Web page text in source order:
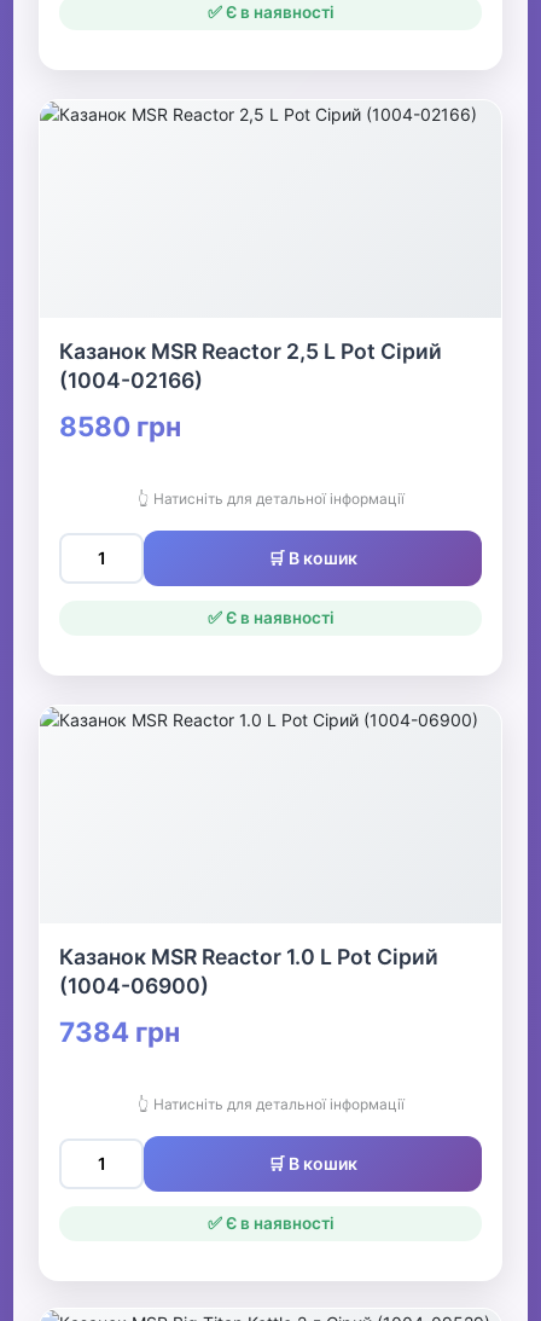
✅ Є в наявності
Казанок MSR Reactor 2,5 L Pot Сірий
(1004-02166)
8580 грн
👆 Натисніть для детальної інформації
🛒 В кошик
✅ Є в наявності
Казанок MSR Reactor 1.0 L Pot Сірий
(1004-06900)
7384 грн
👆 Натисніть для детальної інформації
🛒 В кошик
✅ Є в наявності